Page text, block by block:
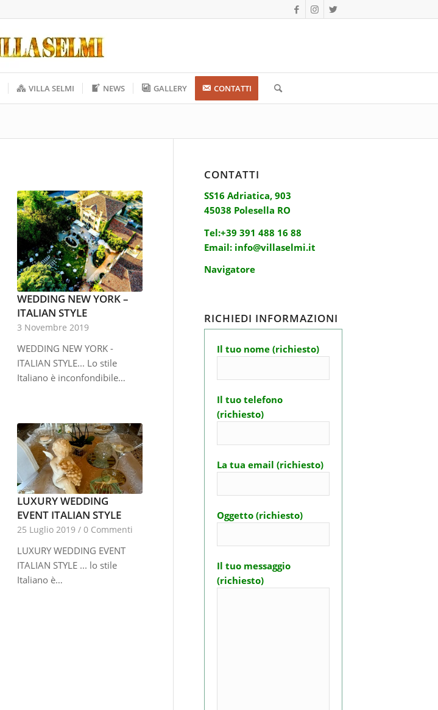
VILLA SELMI NEWS GALLERY CONTATTI
WEDDING NEW YORK –
ITALIAN STYLE
3 Novembre 2019
WEDDING NEW YORK -
ITALIAN STYLE... Lo stile
Italiano è inconfondibile…
LUXURY WEDDING
EVENT ITALIAN STYLE
25 Luglio 2019 / 0 Commenti
LUXURY WEDDING EVENT
ITALIAN STYLE ... lo stile
Italiano è…
CONTATTI
SS16 Adriatica, 903
45038 Polesella RO
Tel:+39 391 488 16 88
Email: info@villaselmi.it
Navigatore
RICHIEDI INFORMAZIONI
Il tuo nome (richiesto)
Il tuo telefono
(richiesto)
La tua email (richiesto)
Oggetto (richiesto)
Il tuo messaggio
(richiesto)